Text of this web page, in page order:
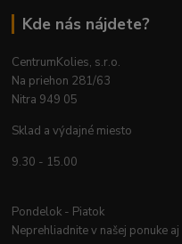
Kde nás nájdete?
CentrumKolies, s.r.o.
Na priehon 281/63
Nitra 949 05
Sklad a výdajné miesto
9.30 - 15.00
Pondelok - Piatok
Neprehliadnite v našej ponuke aj